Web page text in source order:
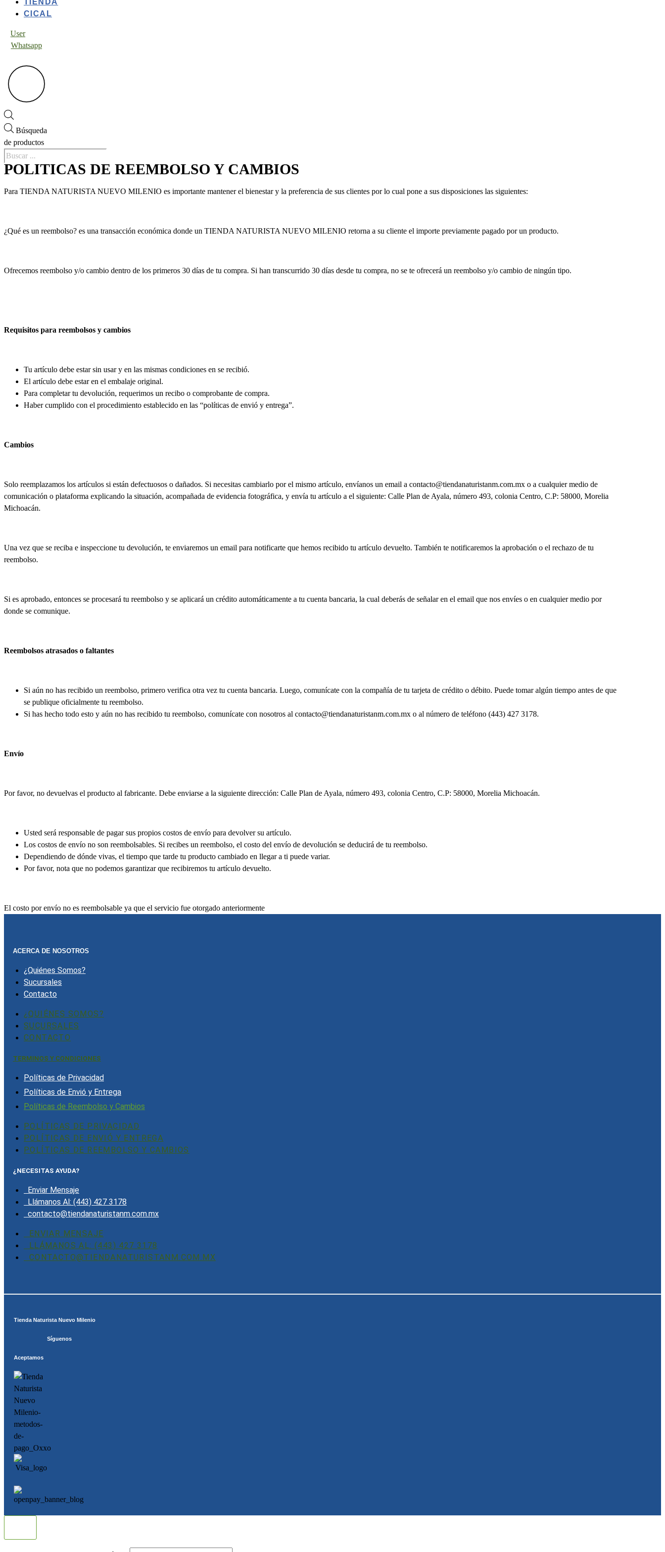
TIENDA
CICAL
User
Whatsapp
Búsqueda
de productos
POLITICAS DE REEMBOLSO Y CAMBIOS
Para TIENDA NATURISTA NUEVO MILENIO es importante mantener el bienestar y la preferencia de sus clientes por lo cual pone a sus disposiciones las siguientes:
¿Qué es un reembolso? es una transacción económica donde un TIENDA NATURISTA NUEVO MILENIO retorna a su cliente el importe previamente pagado por un producto.
Ofrecemos reembolso y/o cambio dentro de los primeros 30 días de tu compra. Si han transcurrido 30 días desde tu compra, no se te ofrecerá un reembolso y/o cambio de ningún tipo.
Requisitos para reembolsos y cambios
Tu artículo debe estar sin usar y en las mismas condiciones en se recibió.
El artículo debe estar en el embalaje original.
Para completar tu devolución, requerimos un recibo o comprobante de compra.
Haber cumplido con el procedimiento establecido en las “políticas de envió y entrega”.
Cambios
Solo reemplazamos los artículos si están defectuosos o dañados. Si necesitas cambiarlo por el mismo artículo, envíanos un email a contacto@tiendanaturistanm.com.mx o a cualquier medio de
comunicación o plataforma explicando la situación, acompañada de evidencia fotográfica, y envía tu artículo a el siguiente: Calle Plan de Ayala, número 493, colonia Centro, C.P: 58000, Morelia
Michoacán.
Una vez que se reciba e inspeccione tu devolución, te enviaremos un email para notificarte que hemos recibido tu artículo devuelto. También te notificaremos la aprobación o el rechazo de tu
reembolso.
Si es aprobado, entonces se procesará tu reembolso y se aplicará un crédito automáticamente a tu cuenta bancaria, la cual deberás de señalar en el email que nos envíes o en cualquier medio por
donde se comunique.
Reembolsos atrasados o faltantes
Si aún no has recibido un reembolso, primero verifica otra vez tu cuenta bancaria. Luego, comunícate con la compañía de tu tarjeta de crédito o débito. Puede tomar algún tiempo antes de que
se publique oficialmente tu reembolso.
Si has hecho todo esto y aún no has recibido tu reembolso, comunícate con nosotros al contacto@tiendanaturistanm.com.mx o al número de teléfono (443) 427 3178.
Envío
Por favor, no devuelvas el producto al fabricante. Debe enviarse a la siguiente dirección: Calle Plan de Ayala, número 493, colonia Centro, C.P: 58000, Morelia Michoacán.
Usted será responsable de pagar sus propios costos de envío para devolver su artículo.
Los costos de envío no son reembolsables. Si recibes un reembolso, el costo del envío de devolución se deducirá de tu reembolso.
Dependiendo de dónde vivas, el tiempo que tarde tu producto cambiado en llegar a ti puede variar.
Por favor, nota que no podemos garantizar que recibiremos tu artículo devuelto.
El costo por envío no es reembolsable ya que el servicio fue otorgado anteriormente
ACERCA DE NOSOTROS
¿Quiénes Somos?
Sucursales
Contacto
¿QUIÉNES SOMOS?
SUCURSALES
CONTACTO
TERMINOS Y CONDICIONES
Políticas de Privacidad
Políticas de Envió y Entrega
Políticas de Reembolso y Cambios
POLÍTICAS DE PRIVACIDAD
POLÍTICAS DE ENVIÓ Y ENTREGA
POLÍTICAS DE REEMBOLSO Y CAMBIOS
¿NECESITAS AYUDA?
Enviar Mensaje
Llámanos Al: (443) 427 3178
contacto@tiendanaturistanm.com.mx
ENVIAR MENSAJE
LLÁMANOS AL: (443) 427 3178
CONTACTO@TIENDANATURISTANM.COM.MX
Tienda Naturista Nuevo Milenio
Síguenos
Aceptamos